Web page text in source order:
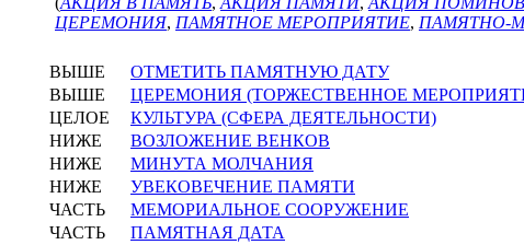
ЦЕРЕМОНИЯ, ПАМЯТНОЕ МЕРОПРИЯТИЕ, ПАМЯТНО-
ВЫШЕ
ОТМЕТИТЬ ПАМЯТНУЮ ДАТУ
ВЫШЕ
ЦЕРЕМОНИЯ (ТОРЖЕСТВЕННОЕ
ЦЕЛОЕ
КУЛЬТУРА (СФЕРА ДЕЯТЕЛЬНОСТИ)
НИЖЕ
ВОЗЛОЖЕНИЕ ВЕНКОВ
НИЖЕ
МИНУТА МОЛЧАНИЯ
НИЖЕ
УВЕКОВЕЧЕНИЕ ПАМЯТИ
ЧАСТЬ
МЕМОРИАЛЬНОЕ СООРУЖЕНИЕ
ЧАСТЬ
ПАМЯТНАЯ ДАТА